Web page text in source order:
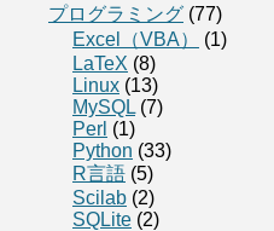
プログラミング (77)
Excel（VBA）
(1)
LaTeX (8)
Linux (13)
MySQL (7)
Perl (1)
Python (33)
R言語 (5)
Scilab (2)
SQLite (2)